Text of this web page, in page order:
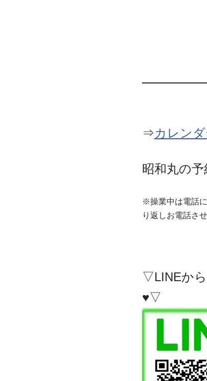
⇒カレン
昭和丸の
※操業中は電話
り返しお電話さ
▽LINEか
♥▽